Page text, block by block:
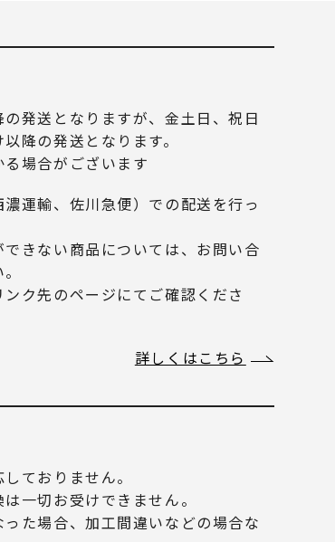
発送となりますが、金土日、祝日
降の発送となります。
場合がございます
運輸、佐川急便）での配送を行っ
きない商品については、お問い合
ク先のページにてご確認くださ
詳しくはこちら
ておりません。
一切お受けできません。
た場合、加工間違いなどの場合な